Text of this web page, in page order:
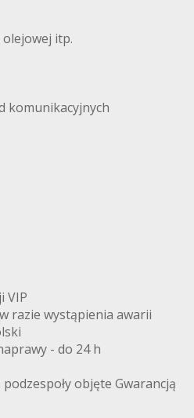
itp.
komunikacyjnych
VIP
razie wystąpienia awarii
- do 24 h
objęte Gwarancją